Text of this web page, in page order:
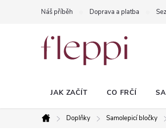
Náš příběh Doprava a platba
JAK ZAČÍT CO FRČÍ
Domů
Doplňky Samolepicí bločky